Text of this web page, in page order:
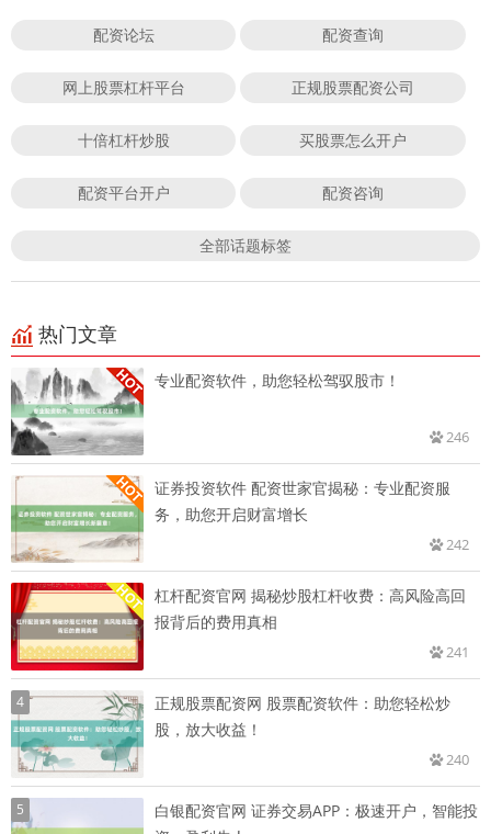
配资论坛 配资查询
网上股票杠杆平台 正规股票配资公司
十倍杠杆炒股 买股票怎么开户
配资平台开户 配资咨询
全部话题标签
热门文章
专业配资软件，助您轻松驾驭股市！
246
证券投资软件 配资世家官揭秘：专业配资服
务，助您开启财富增长
242
杠杆配资官网 揭秘炒股杠杆收费：高风险高回
报背后的费用真相
241
4
正规股票配资网 股票配资软件：助您轻松炒
股，放大收益！
240
5
白银配资官网 证券交易APP：极速开户，智能投